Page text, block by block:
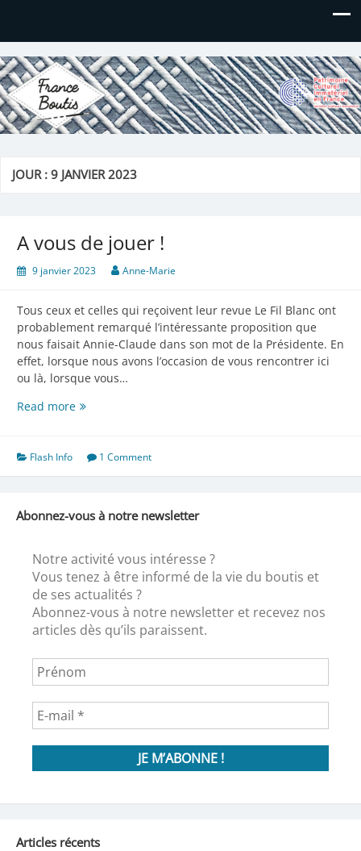
France Boutis
Le site de France Boutis
JOUR :9 JANVIER 2023
A vous de jouer !
9 janvier 2023 Anne-Marie
Tous ceux et celles qui reçoivent leur revue Le Fil Blanc ont
probablement remarqué l’intéressante proposition que
nous faisait Annie-Claude dans son mot de la Présidente. En
effet, lorsque nous avons l’occasion de vous rencontrer ici
ou là, lorsque vous…
Read moreA
jouer
!
Flash Info 1 Comment
Abonnez-vous à notre newsletter
Notre activité vous intéresse ?
Vous tenez à être informé de la vie du boutis et
de ses actualités ?
Abonnez-vous à notre newsletter et recevez nos
articles dès qu’ils paraissent.
Articles récents